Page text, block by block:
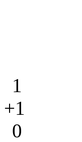
1
+1
0